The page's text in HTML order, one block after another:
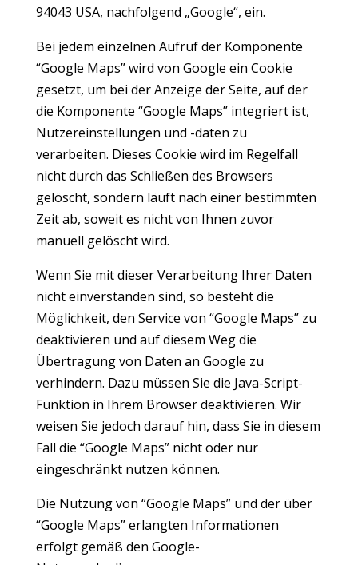
94043 USA, nachfolgend „Google“, ein.
Bei jedem einzelnen Aufruf der Komponente
“Google Maps” wird von Google ein Cookie
gesetzt, um bei der Anzeige der Seite, auf der
die Komponente “Google Maps” integriert ist,
Nutzereinstellungen und -daten zu
verarbeiten. Dieses Cookie wird im Regelfall
nicht durch das Schließen des Browsers
gelöscht, sondern läuft nach einer bestimmten
Zeit ab, soweit es nicht von Ihnen zuvor
manuell gelöscht wird.
Wenn Sie mit dieser Verarbeitung Ihrer Daten
nicht einverstanden sind, so besteht die
Möglichkeit, den Service von “Google Maps” zu
deaktivieren und auf diesem Weg die
Übertragung von Daten an Google zu
verhindern. Dazu müssen Sie die Java-Script-
Funktion in Ihrem Browser deaktivieren. Wir
weisen Sie jedoch darauf hin, dass Sie in diesem
Fall die “Google Maps” nicht oder nur
eingeschränkt nutzen können.
Die Nutzung von “Google Maps” und der über
“Google Maps” erlangten Informationen
erfolgt gemäß den Google-